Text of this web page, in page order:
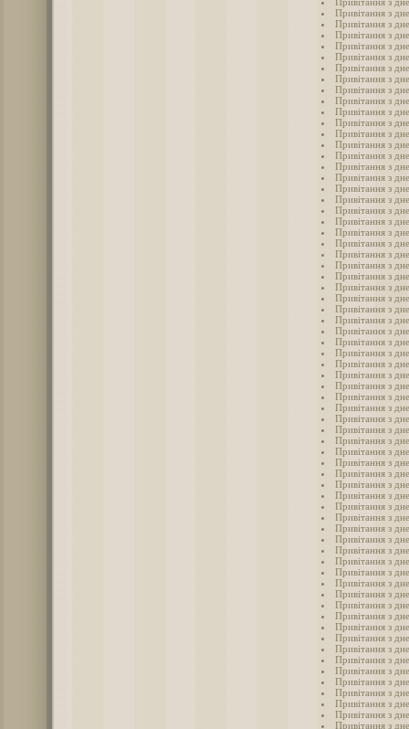
Привітання з
Привітання з
Привітання з
Привітання з
Привітання з
Привітання з
Привітання з
Привітання з
Привітання з
Привітання з
Привітання з
Привітання з
Привітання з
Привітання з
Привітання з
Привітання з
Привітання з
Привітання з
Привітання з
Привітання з
Привітання з
Привітання з
Привітання з
Привітання з
Привітання з
Привітання з
Привітання з
Привітання з
Привітання з
Привітання з
Привітання з
Привітання з
Привітання з
Привітання з
Привітання з
Привітання з
Привітання з
Привітання з
Привітання з
Привітання з
Привітання з
Привітання з
Привітання з
Привітання з
Привітання з
Привітання з
Привітання з
Привітання з
Привітання з
Привітання з
Привітання з
Привітання з
Привітання з
Привітання з
Привітання з
Привітання з
Привітання з
Привітання з
Привітання з
Привітання з
Привітання з
Привітання з
Привітання з
Привітання з
Привітання з
Привітання з